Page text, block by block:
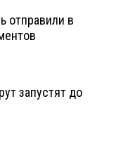
отправили в
запустят до